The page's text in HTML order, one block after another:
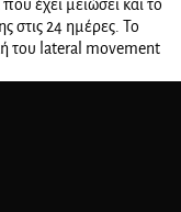
έχει μειώσει και το
στις 24 ημέρες. Το
του lateral movement